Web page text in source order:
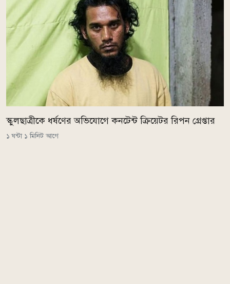
স্কুলছাত্রীকে ধর্ষণের অভিযোগে কনটেন্ট ক্রিয়েটর রিপন গ্রেপ্তার
১ ঘন্টা ১ মিনিট আগে